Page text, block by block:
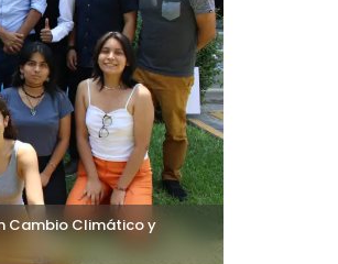
Cambio Climático y